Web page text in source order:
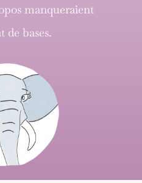
manqueraient
de bases.